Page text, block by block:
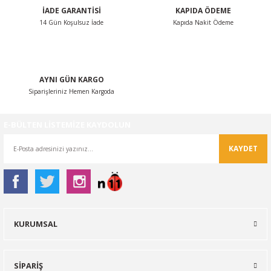
İADE GARANTİSİ
14 Gün Koşulsuz İade
KAPIDA ÖDEME
Kapıda Nakit Ödeme
AYNI GÜN KARGO
Siparişleriniz Hemen Kargoda
KAYDET
KURUMSAL
SİPARİŞ